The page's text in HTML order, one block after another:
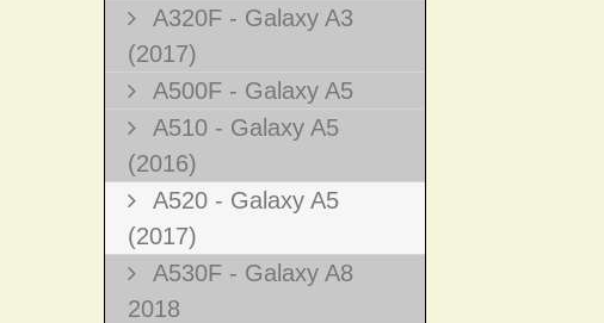
A320F - Galaxy A3
(2017)
A500F - Galaxy A5
A510 - Galaxy A5
(2016)
A520 - Galaxy A5
(2017)
A530F - Galaxy A8
2018